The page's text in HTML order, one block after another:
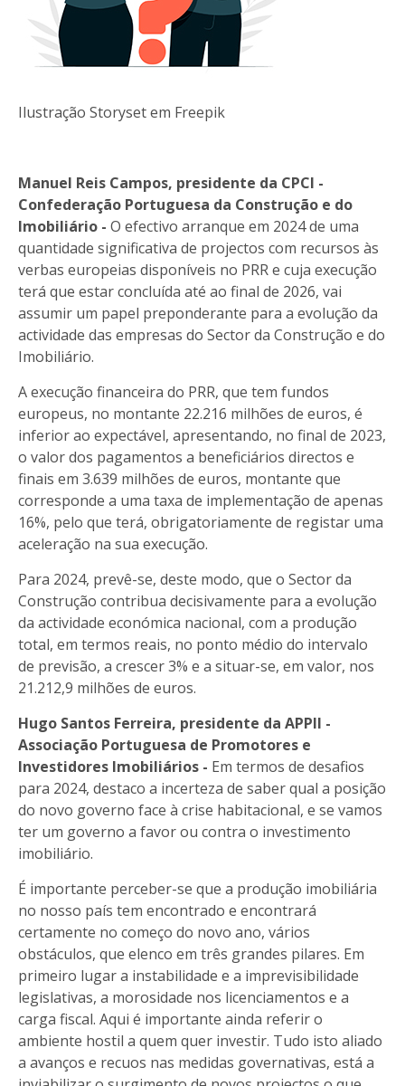
Ilustração Storyset em Freepik
Manuel Reis Campos, presidente da CPCI -
Confederação Portuguesa da Construção e do
Imobiliário - O efectivo arranque em 2024 de uma
quantidade significativa de projectos com recursos às
verbas europeias disponíveis no PRR e cuja execução
terá que estar concluída até ao final de 2026, vai
assumir um papel preponderante para a evolução da
actividade das empresas do Sector da Construção e do
Imobiliário.
A execução financeira do PRR, que tem fundos
europeus, no montante 22.216 milhões de euros, é
inferior ao expectável, apresentando, no final de 2023,
o valor dos pagamentos a beneficiários directos e
finais em 3.639 milhões de euros, montante que
corresponde a uma taxa de implementação de apenas
16%, pelo que terá, obrigatoriamente de registar uma
aceleração na sua execução.
Para 2024, prevê-se, deste modo, que o Sector da
Construção contribua decisivamente para a evolução
da actividade económica nacional, com a produção
total, em termos reais, no ponto médio do intervalo
de previsão, a crescer 3% e a situar-se, em valor, nos
21.212,9 milhões de euros.
Hugo Santos Ferreira, presidente da APPII -
Associação Portuguesa de Promotores e
Investidores Imobiliários - Em termos de desafios
para 2024, destaco a incerteza de saber qual a posição
do novo governo face à crise habitacional, e se vamos
ter um governo a favor ou contra o investimento
imobiliário.
É importante perceber-se que a produção imobiliária
no nosso país tem encontrado e encontrará
certamente no começo do novo ano, vários
obstáculos, que elenco em três grandes pilares. Em
primeiro lugar a instabilidade e a imprevisibilidade
legislativas, a morosidade nos licenciamentos e a
carga fiscal. Aqui é importante ainda referir o
ambiente hostil a quem quer investir. Tudo isto aliado
a avanços e recuos nas medidas governativas, está a